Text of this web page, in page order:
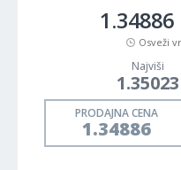
1.34886
Osveži
Najviši
1.35023
PRODAJNA CENA
1.34886